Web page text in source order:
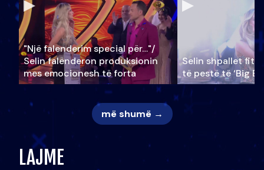
"Një falenderim special për…"/
Selin falënderon produksionin
mes emocionesh të forta
Selin shpallet
të pestë të ‘Big
më shumë →
LAJME